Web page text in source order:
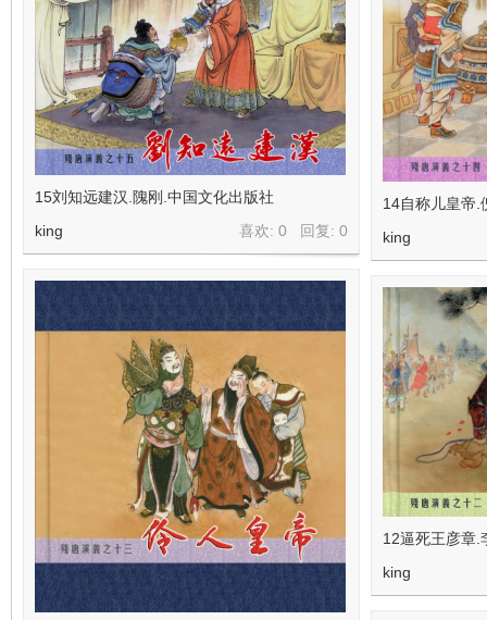
15刘知远建汉.隗刚.中国文化出版社
喜欢: 0 回复: 0
king
14自称儿皇帝.
king
12逼死王彦章.
king